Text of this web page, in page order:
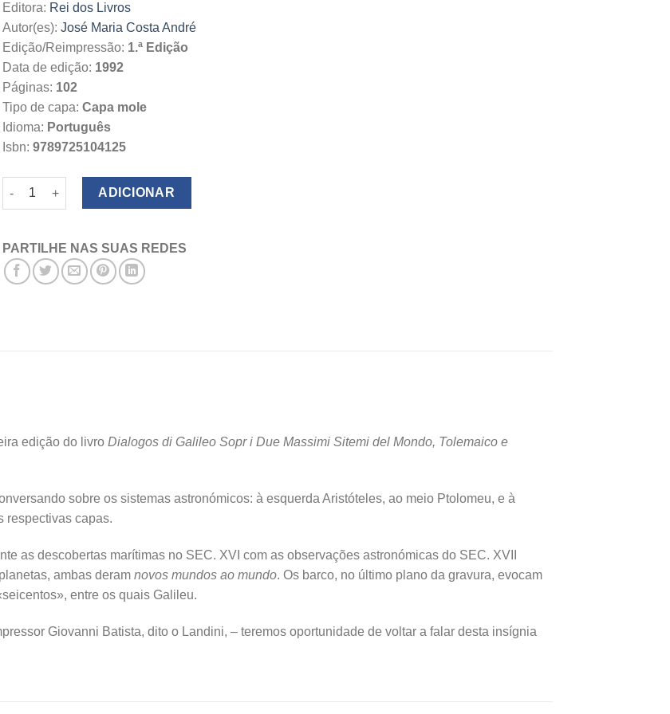
Editora: Rei dos Livros
Autor(es): José Maria Costa André
Edição/Reimpressão: 1.ª Edição
Data de edição: 1992
Páginas: 102
Tipo de capa: Capa mole
Idioma: Português
Isbn: 9789725104125
Quantidade de Galileu
ADICIONAR
PARTILHE NAS SUAS REDES
edição do livro Dialogos di Galileo Sopr i Due Massimi Sitemi del Mondo, Tolemaico e
sobre os sistemas astronómicos: à esquerda Aristóteles, ao meio Ptolomeu, e à
respectivas capas.
as descobertas marítimas no SEC. XVI com as observações astronómicas do SEC. XVII
ambas deram novos mundos ao mundo. Os barco, no último plano da gravura, evocam
entre os quais Galileu.
Giovanni Batista, dito o Landini, – teremos oportunidade de voltar a falar desta insígnia